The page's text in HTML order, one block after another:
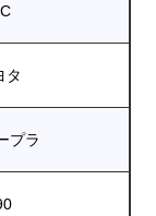
タ
プラ